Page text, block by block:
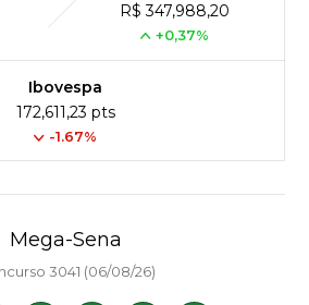
R$ 347,988,20
+0,37%
Ibovespa
172,611,23 pts
-1.67%
Mega-Sena
3041 (06/08/26)